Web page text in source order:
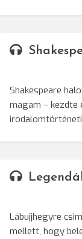
Shakespeare
magam – kezdte
Lábujjhegyre
mellett, hogy